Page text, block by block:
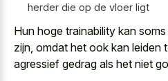
herder die op de vloer ligt
Hun hoge trainability kan
zijn, omdat het ook kan leiden
agressief gedrag als het niet